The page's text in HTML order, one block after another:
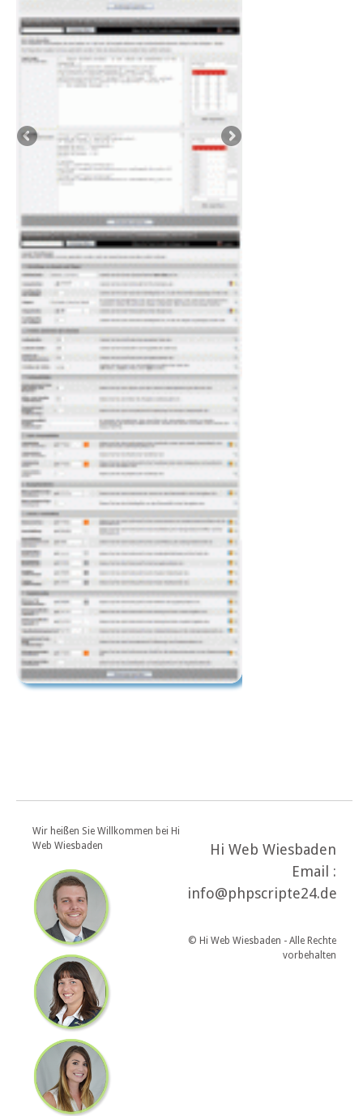
Wir heißen Sie Willkommen bei Hi
Web Wiesbaden
Hi Web Wiesbaden
Email :
info@phpscripte24.de
© Hi Web Wiesbaden - Alle Rechte
vorbehalten